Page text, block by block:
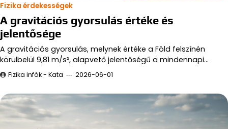
Fizika érdekességek
A gravitációs gyorsulás értéke és
jelentősége
A gravitációs gyorsulás, melynek értéke a Föld felszínén
körülbelül 9,81 m/s², alapvető jelentőségű a mindennapi…
Fizika infók - Kata 2026-06-01